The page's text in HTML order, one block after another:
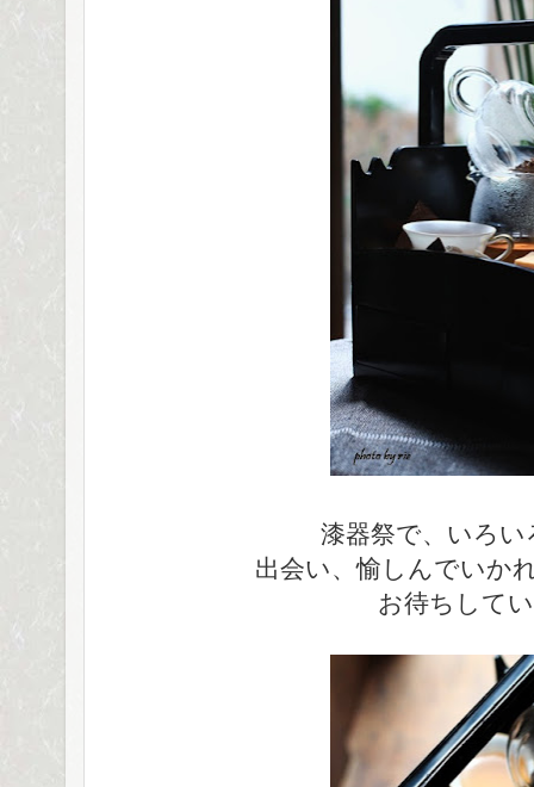
漆器祭で、いろ
出会い、愉しんでいか
お待ちして